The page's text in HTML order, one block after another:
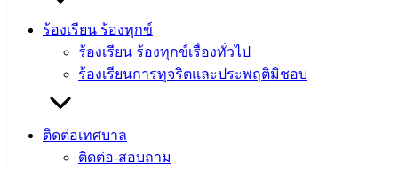
ร้องเรียน ร้องทุกข์
ร้องเรียน ร้องทุกข์เรื่องทั่วไป
ร้องเรียนการทุจริตและประพฤติมิชอบ
ติดต่อเทศบาล
ติดต่อ-สอบถาม